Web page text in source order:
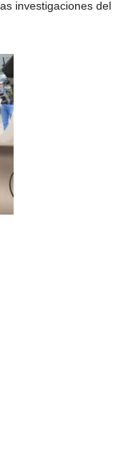
investigaciones del